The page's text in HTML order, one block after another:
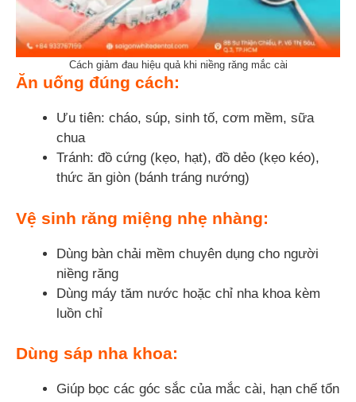
Cách giảm đau hiệu quả khi niềng răng mắc cài
Ăn uống đúng cách:
Ưu tiên: cháo, súp, sinh tố, cơm mềm, sữa
chua
Tránh: đồ cứng (kẹo, hạt), đồ dẻo (kẹo kéo),
thức ăn giòn (bánh tráng nướng)
Vệ sinh răng miệng nhẹ nhàng:
Dùng bàn chải mềm chuyên dụng cho người
niềng răng
Dùng máy tăm nước hoặc chỉ nha khoa kèm
luồn chỉ
Dùng sáp nha khoa:
Giúp bọc các góc sắc của mắc cài, hạn chế tổn